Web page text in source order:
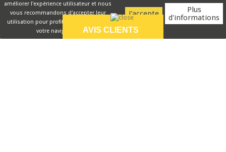
améliorer l'expérience utilisateur et nous
vous recommandons d'accepter leur
utilisation pour profiter pleinement de
votre navigation.
Plus
d'informations
AVIS CLIENTS